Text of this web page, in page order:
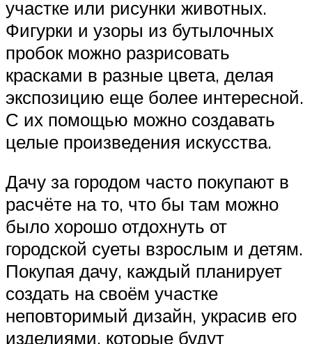
участке или рисунки животных.
Фигурки и узоры из бутылочных
пробок можно разрисовать
красками в разные цвета, делая
экспозицию еще более интересной.
С их помощью можно создавать
целые произведения искусства.
Дачу за городом часто покупают в
расчёте на то, что бы там можно
было хорошо отдохнуть от
городской суеты взрослым и детям.
Покупая дачу, каждый планирует
создать на своём участке
неповторимый дизайн, украсив его
изделиями, которые будут